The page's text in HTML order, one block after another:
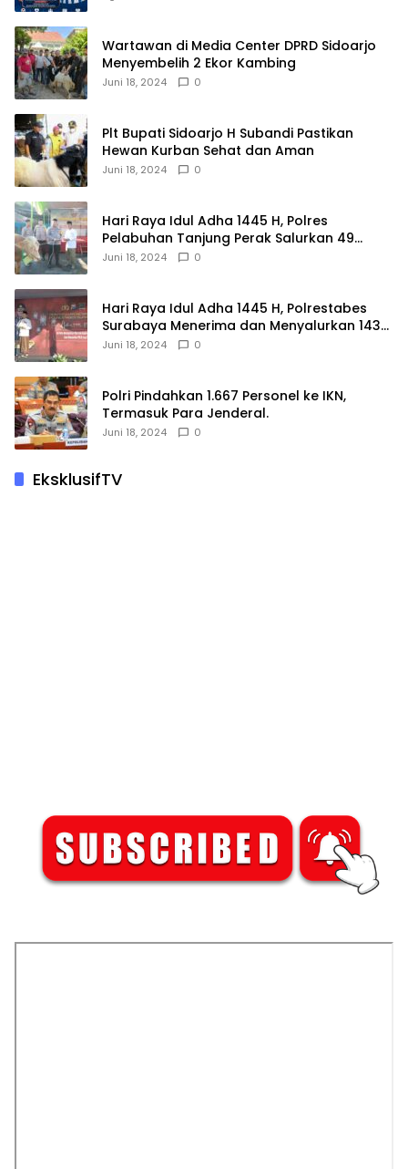
Wartawan di Media Center DPRD Sidoarjo
Menyembelih 2 Ekor Kambing
Juni 18, 2024 0
Plt Bupati Sidoarjo H Subandi Pastikan
Hewan Kurban Sehat dan Aman
Juni 18, 2024 0
Hari Raya Idul Adha 1445 H, Polres
Pelabuhan Tanjung Perak Salurkan 49
Hewan Korban.
Juni 18, 2024 0
Hari Raya Idul Adha 1445 H, Polrestabes
Surabaya Menerima dan Menyalurkan 143
Hewan Kurban
Juni 18, 2024 0
Polri Pindahkan 1.667 Personel ke IKN,
Termasuk Para Jenderal.
Juni 18, 2024 0
EksklusifTV